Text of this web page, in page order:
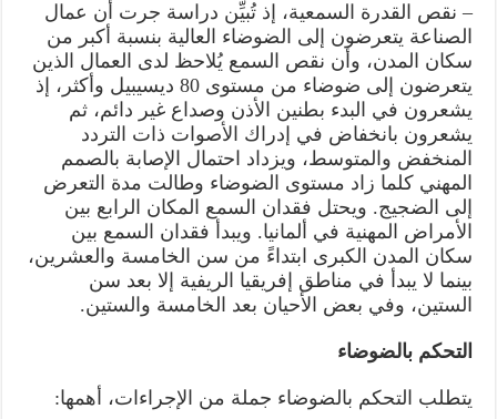
– نقص القدرة السمعية، إذ تُبيِّن دراسة جرت أن عمال
الصناعة يتعرضون إلى الضوضاء العالية بنسبة أكبر من
سكان المدن، وأن نقص السمع يُلاحظ لدى العمال الذين
يتعرضون إلى ضوضاء من مستوى 80 ديسيبيل وأكثر، إذ
يشعرون في البدء بطنين الأذن وصداع غير دائم، ثم
يشعرون بانخفاض في إدراك الأصوات ذات التردد
المنخفض والمتوسط، ويزداد احتمال الإصابة بالصمم
المهني كلما زاد مستوى الضوضاء وطالت مدة التعرض
إلى الضجيج. ويحتل فقدان السمع المكان الرابع بين
الأمراض المهنية في ألمانيا. ويبدأ فقدان السمع بين
سكان المدن الكبرى ابتداءً من سن الخامسة والعشرين،
بينما لا يبدأ في مناطق إفريقيا الريفية إلا بعد سن
الستين، وفي بعض الأحيان بعد الخامسة والستين.
التحكم بالضوضاء
يتطلب التحكم بالضوضاء جملة من الإجراءات، أهمها: